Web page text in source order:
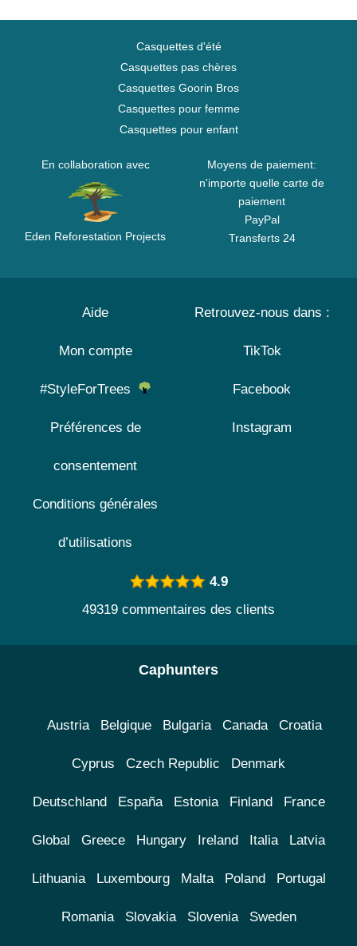
Casquettes d'été
Casquettes pas chères
Casquettes Goorin Bros
Casquettes pour femme
Casquettes pour enfant
En collaboration avec
Eden Reforestation Projects
Moyens de paiement:
n'importe quelle carte de
paiement
PayPal
Transferts 24
Aide
Mon compte
#StyleForTrees
Préférences de
consentement
Conditions générales
d’utilisations
Retrouvez-nous dans :
TikTok
Facebook
Instagram
4.9
49319 commentaires des clients
Caphunters
Austria Belgique Bulgaria Canada Croatia
Cyprus Czech Republic Denmark
Deutschland España Estonia Finland France
Global Greece Hungary Ireland Italia Latvia
Lithuania Luxembourg Malta Poland Portugal
Romania Slovakia Slovenia Sweden